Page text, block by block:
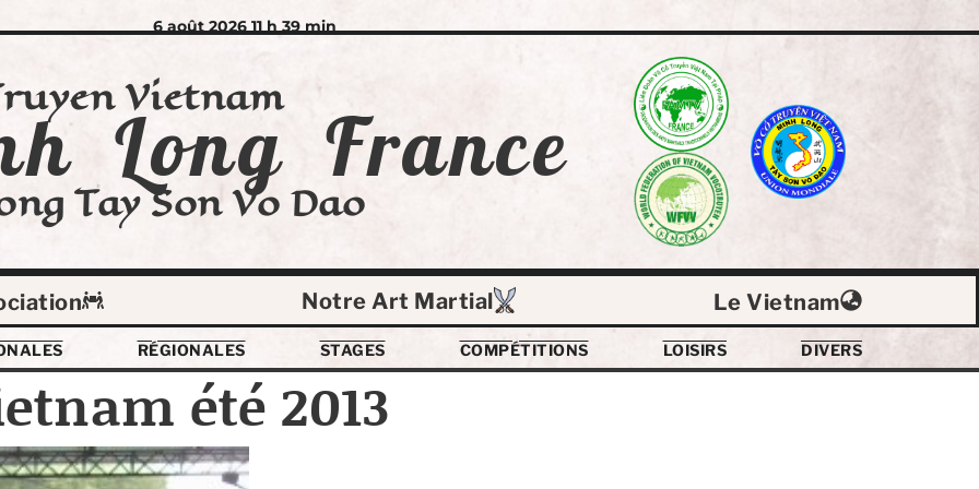
6 août 2026 11 h 39 min
Vietnam
Long France
Tay Son Vo Dao
Notre Art Martial Le Vietnam
RÉGIONALES STAGES COMPÉTITIONS LOISIRS DIVERS
été 2013